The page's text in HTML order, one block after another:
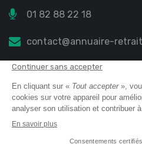
01 82 88 22 18
contact@annuaire-
Annuaire retraite